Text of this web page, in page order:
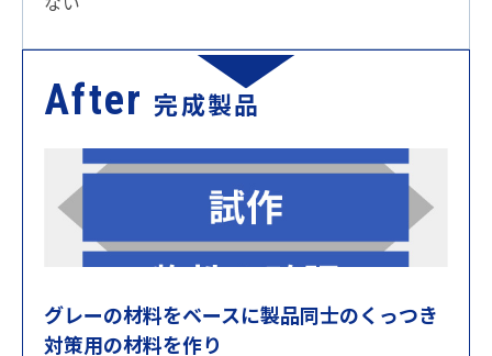
After 完成製品
グレーの材料をベースに製品同士のくっつき
対策用の材料を作り